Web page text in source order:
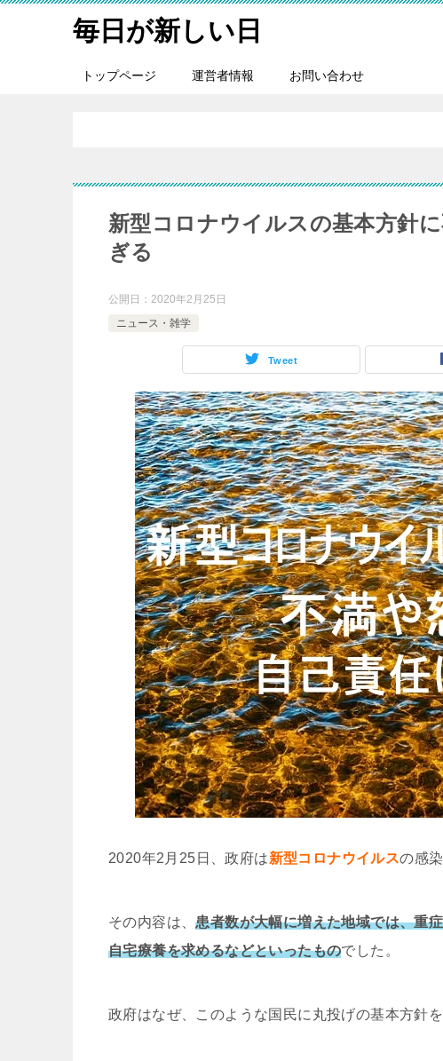
毎日が新しい日
トップページ 運営者情報 お問い合わせ
新型コロナウイルスの基本方針
ぎる
公開日： 2020年2月25日
ニュース・雑学
Tweet
2020年2月25日、政府は新型コロナウイルスの感
その内容は、患者数が大幅に増えた地域では、重
自宅療養を求めるなどといったものでした。
政府はなぜ、このような国民に丸投げの基本方針